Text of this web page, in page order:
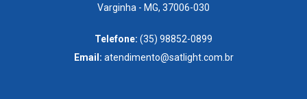
Varginha - MG, 37006-030
Telefone: (35) 98852-0899
Email: atendimento@satlight.com.br